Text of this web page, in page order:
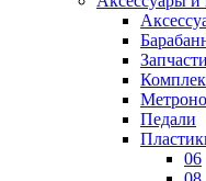
Педали
06